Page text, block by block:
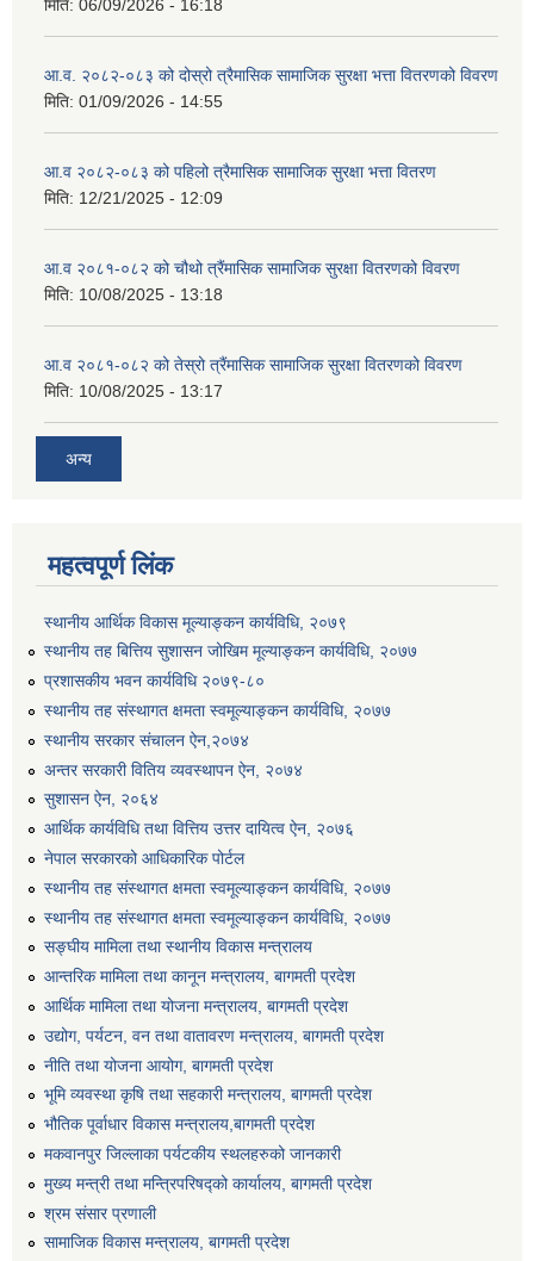
मिति: 06/09/2026 - 16:18
आ.व. २०८२-०८३ को दोस्रो त्रैमासिक सामाजिक सुरक्षा भत्ता वितरणको विवरण
मिति: 01/09/2026 - 14:55
आ.व २०८२-०८३ को पहिलो त्रैमासिक सामाजिक सुरक्षा भत्ता वितरण
मिति: 12/21/2025 - 12:09
आ.व २०८१-०८२ को चौथो त्रैंमासिक सामाजिक सुरक्षा वितरणको विवरण
मिति: 10/08/2025 - 13:18
आ.व २०८१-०८२ को तेस्रो त्रैंमासिक सामाजिक सुरक्षा वितरणको विवरण
मिति: 10/08/2025 - 13:17
अन्य
महत्वपूर्ण लिंक
स्थानीय आर्थिक विकास मूल्याङ्कन कार्यविधि, २०७९
स्थानीय तह बित्तिय सुशासन जोखिम मूल्याङ्कन कार्यविधि, २०७७
प्रशासकीय भवन कार्यविधि २०७९-८०
स्थानीय तह संस्थागत क्षमता स्वमूल्याङ्कन कार्यविधि, २०७७
स्थानीय सरकार संचालन ऐन,२०७४
अन्तर सरकारी वितिय व्यवस्थापन ऐन, २०७४
सुशासन ऐन, २०६४
आर्थिक कार्यविधि तथा वित्तिय उत्तर दायित्व ऐन, २०७६
नेपाल सरकारको आधिकारिक पोर्टल
स्थानीय तह संस्थागत क्षमता स्वमूल्याङ्कन कार्यविधि, २०७७
स्थानीय तह संस्थागत क्षमता स्वमूल्याङ्कन कार्यविधि, २०७७
सङ्घीय मामिला तथा स्थानीय विकास मन्त्रालय
आन्तरिक मामिला तथा कानून मन्त्रालय, बागमती प्रदेश
आर्थिक मामिला तथा योजना मन्त्रालय, बागमती प्रदेश
उद्योग, पर्यटन, वन तथा वातावरण मन्त्रालय, बागमती प्रदेश
नीति तथा योजना आयोग, बागमती प्रदेश
भूमि व्यवस्था कृषि तथा सहकारी मन्त्रालय, बागमती प्रदेश
भौतिक पूर्वाधार विकास मन्त्रालय,बागमती प्रदेश
मकवानपुर जिल्लाका पर्यटकीय स्थलहरुको जानकारी
मुख्य मन्त्री तथा मन्त्रिपरिषद्को कार्यालय, बागमती प्रदेश
श्रम संसार प्रणाली
सामाजिक विकास मन्त्रालय, बागमती प्रदेश